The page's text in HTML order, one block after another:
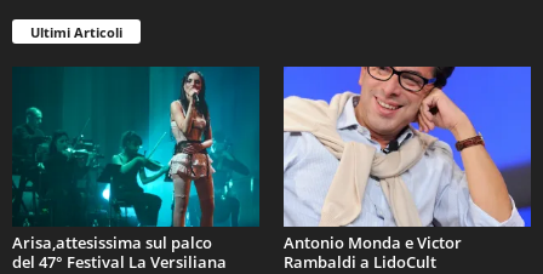
Ultimi Articoli
Arisa,attesissima sul palco
del 47° Festival La Versiliana
Antonio Monda e Victor
Rambaldi a LidoCult